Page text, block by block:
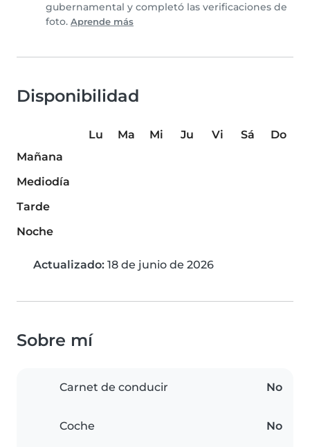
gubernamental y completó las verificaciones de
foto. Aprende más
Disponibilidad
Lu Ma Mi Ju Vi Sá
Do
Mañana
Mediodía
Tarde
Noche
Actualizado: 18 de junio de 2026
Sobre mí
Carnet de conducir No
Coche No